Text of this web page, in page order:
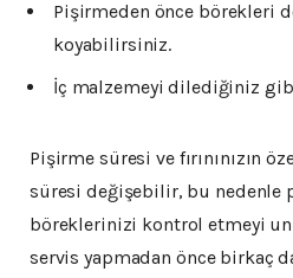
Pişirmeden önce börekleri
koyabilirsiniz.
İç malzemeyi dilediğiniz
Pişirme süresi ve fırınınızın
süresi değişebilir, bu nedenle
böreklerinizi kontrol etmeyi
servis yapmadan önce birkaç